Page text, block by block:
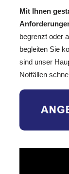
Mit Ihnen
begrenzt oder
begleiten Sie
sind unser
Notfällen